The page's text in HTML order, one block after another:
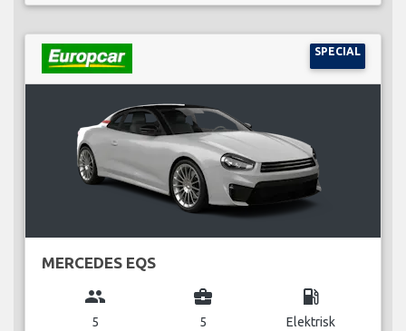
SPECIAL
MERCEDES EQS
group
5
business_center
5
local_gas_station
Elektrisk